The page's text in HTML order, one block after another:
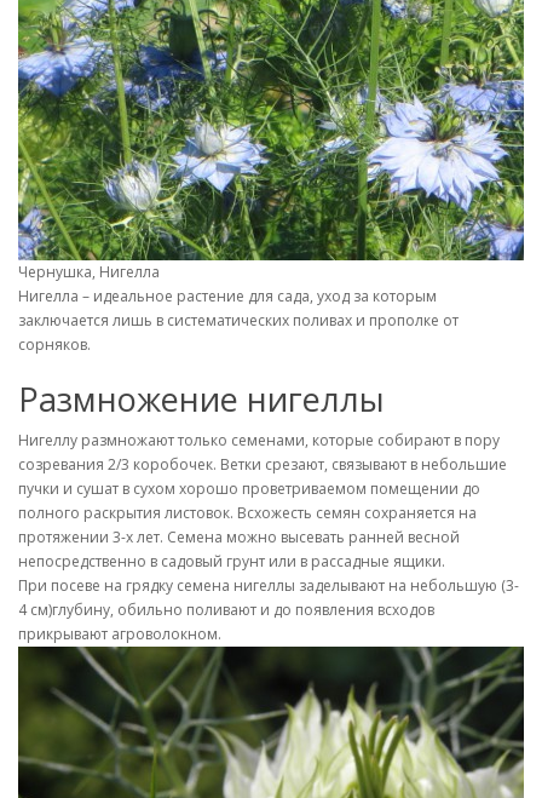
Чернушка, Нигелла
Нигелла – идеальное растение для сада, уход за которым
заключается лишь в систематических поливах и прополке от
сорняков.
Размножение нигеллы
Нигеллу размножают только семенами, которые собирают в пору
созревания 2/3 коробочек. Ветки срезают, связывают в небольшие
пучки и сушат в сухом хорошо проветриваемом помещении до
полного раскрытия листовок. Всхожесть семян сохраняется на
протяжении 3-х лет. Семена можно высевать ранней весной
непосредственно в садовый грунт или в рассадные ящики.
При посеве на грядку семена нигеллы заделывают на небольшую (3-
4 см)глубину, обильно поливают и до появления всходов
прикрывают агроволокном.